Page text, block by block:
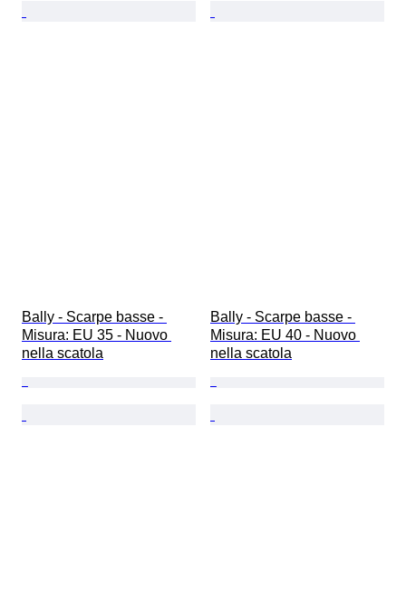
Bally - Scarpe basse -
Misura: EU 35 - Nuovo
nella scatola
Bally - Scarpe basse -
Misura: EU 40 - Nuovo
nella scatola